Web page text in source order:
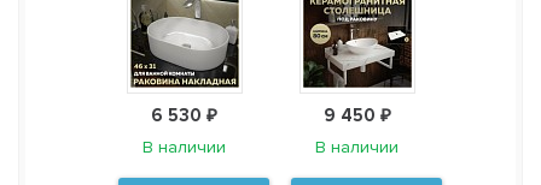
6 530 ₽
В наличии
9 450 ₽
В наличии